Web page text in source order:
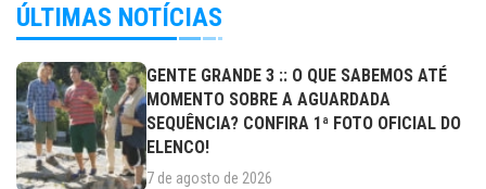
ÚLTIMAS NOTÍCIAS
GENTE GRANDE 3 :: O QUE SABEMOS ATÉ
MOMENTO SOBRE A AGUARDADA
SEQUÊNCIA? CONFIRA 1ª FOTO OFICIAL DO
ELENCO!
7 de agosto de 2026